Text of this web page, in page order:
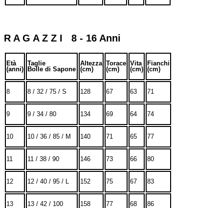
R A G A Z Z I 8 - 16 Anni
Età
(anni)
Taglie
Bolle di Sapone
Altezza
(cm)
Torace
(cm)
Vita
(cm)
Fianchi
(cm)
8 8 / 32 / 75 / S 128 67 63 71
9 9 / 34 / 80 134 69 64 74
10 10 / 36 / 85 / M 140 71 65 77
11 11 / 38 / 90 146 73 66 80
12 12 / 40 / 95 / L 152 75 67 83
13 13 / 42 / 100 158 77 68 86